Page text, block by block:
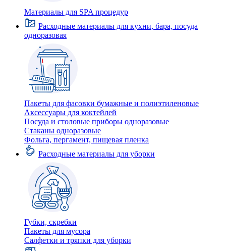
Материалы для SPA процедур
Расходные материалы для кухни, бара, посуда
одноразовая
Пакеты для фасовки бумажные и полиэтиленовые
Аксессуары для коктейлей
Посуда и столовые приборы одноразовые
Стаканы одноразовые
Фольга, пергамент, пищевая пленка
Расходные материалы для уборки
Губки, скребки
Пакеты для мусора
Салфетки и тряпки для уборки